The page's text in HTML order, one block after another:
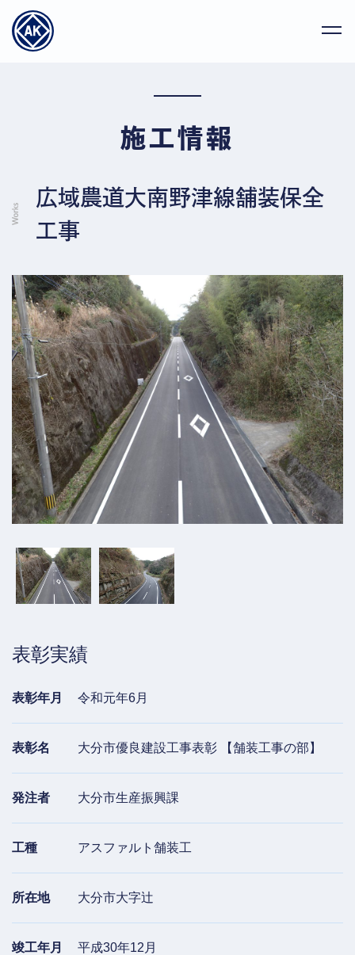
施工情報
広域農道大南野津線舗装保全
工事
表彰実績
表彰年月 令和元年6月
表彰名 大分市優良建設工事表彰 【舗装工事の部】
発注者 大分市生産振興課
工種 アスファルト舗装工
所在地 大分市大字辻
竣工年月 平成30年12月